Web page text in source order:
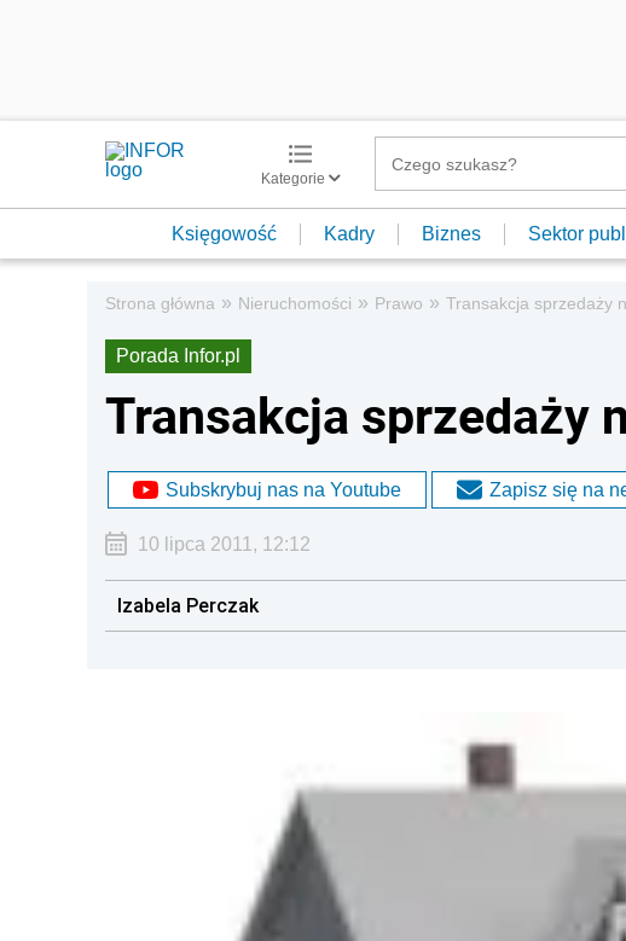
Kategorie
Księgowość Kadry Biznes Sektor
Strona główna » Nieruchomości » Prawo » Transakcja sprzedaży
Porada Infor.pl
Transakcja sprzedaży
Subskrybuj nas na Youtube Zapisz się na
10 lipca 2011, 12:12
Izabela Perczak